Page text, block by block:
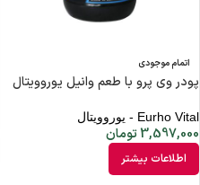
اتمام موجودی
پودر وی پرو با طعم وانیل یوروویتال
Eurho Vital - یوروویتال
3,597,000تومان
اطلاعات بیشتر